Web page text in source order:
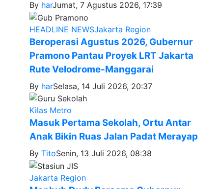
By harJumat, 7 Agustus 2026, 17:39
HEADLINE NEWSJakarta Region
Beroperasi Agustus 2026, Gubernur
Pramono Pantau Proyek LRT Jakarta
Rute Velodrome-Manggarai
By harSelasa, 14 Juli 2026, 20:37
Kilas Metro
Masuk Pertama Sekolah, Ortu Antar
Anak Bikin Ruas Jalan Padat Merayap
By TitoSenin, 13 Juli 2026, 08:38
Jakarta Region